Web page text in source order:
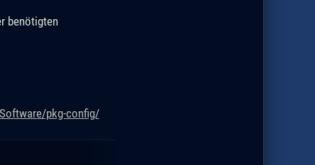
benötigten
pkg-config/